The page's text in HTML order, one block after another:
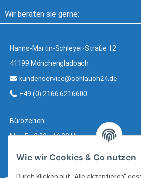
Wir beraten sie gerne:
Hanns-Martin-Schleyer-Straße 12
41199 Mönchengladbach
kundenservice@schlauch24.de
+49 (0) 2166 6216600
Bürozeiten:
Mo - Fr: 8:00 - 16:00 Uhr
Wie wir Cookies & Co nutzen